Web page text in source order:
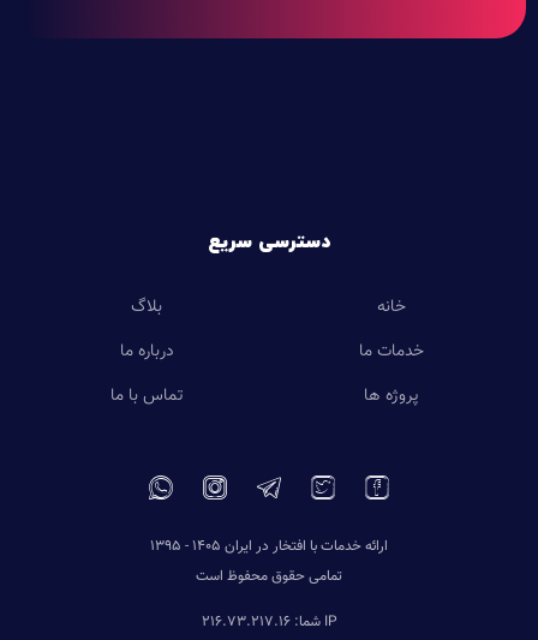
دسترسی سریع
خانه
خدمات ما
پروژه ها
بلاگ
درباره ما
تماس با ما
ارائه خدمات با افتخار در ایران 1405 - 1395
تمامی حقوق محفوظ است